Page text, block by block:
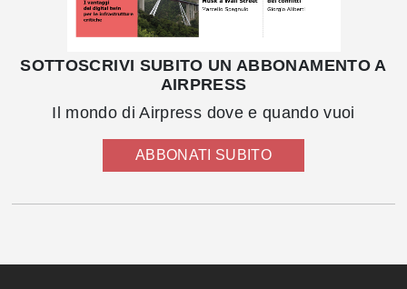
SOTTOSCRIVI SUBITO UN ABBONAMENTO A
AIRPRESS
Il mondo di Airpress dove e quando vuoi
ABBONATI SUBITO